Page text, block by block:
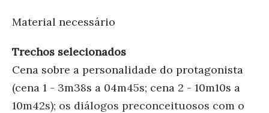
Material necessário
Trechos selecionados
Cena sobre a personalidade do protagonista
(cena 1 - 3m38s a 04m45s; cena 2 - 10m10s a
10m42s); os diálogos preconceituosos com o